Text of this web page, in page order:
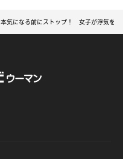
本気になる前にストップ！ 女子が浮気をや